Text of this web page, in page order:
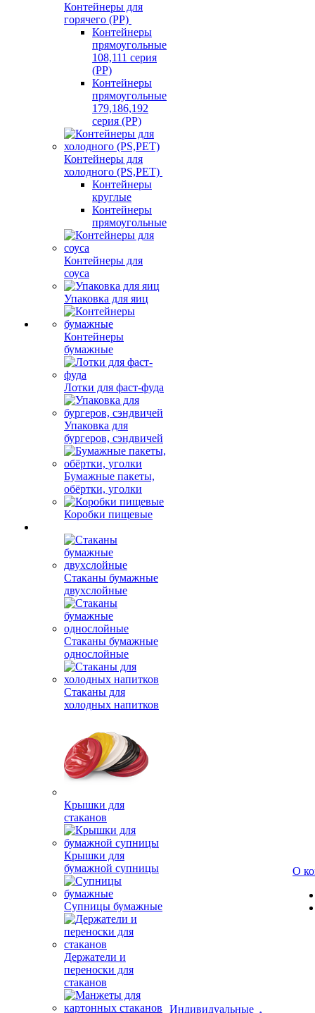
Контейнеры для
горячего (PP)
Контейнеры
прямоугольные
108,111 серия
(PP)
Контейнеры
прямоугольные
179,186,192
серия (PP)
Контейнеры для
холодного (PS,PET)
Контейнеры
круглые
Контейнеры
прямоугольные
Контейнеры для
соуса
Упаковка для яиц
Контейнеры
бумажные
Лотки для фаст-фуда
Упаковка для
бургеров, сэндвичей
Бумажные пакеты,
обёртки, уголки
Коробки пищевые
Стаканы бумажные
двухслойные
Стаканы бумажные
однослойные
Стаканы для
холодных напитков
Крышки для
стаканов
Крышки для
бумажной супницы
Супницы бумажные
Держатели и
переноски для
стаканов
Индивидуальные
О